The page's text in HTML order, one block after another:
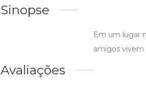
Sinopse
Em um lugar
amigos vivem
Avaliações